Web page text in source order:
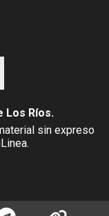
Los Ríos.
sin expreso